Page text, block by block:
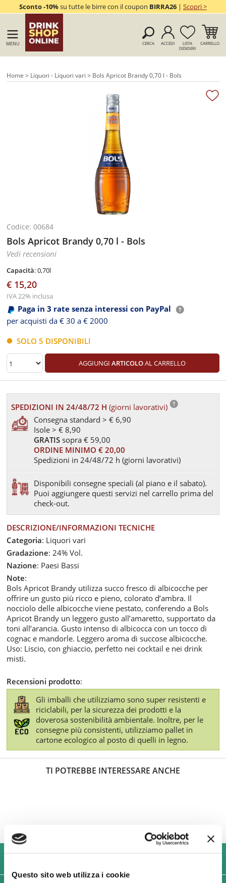
Questo sito web utilizza i cookie
Sconto -10%su tutte le birre con il coupon BIRRA26| Scopri >
MENU CERCA ACCEDI
LISTA
DESIDERI
CARRELLO
Home > Liquori - Liquori vari > Bols Apricot Brandy 0,70 l - Bols
Codice: 00684
Bols Apricot Brandy 0,70 l - Bols
Vedi recensioni
Capacità: 0,70l
€ 15,20
IVA 22% inclusa
Paga in 3 rate senza interessi con PayPal
per acquisti da € 30 a € 2000
SOLO 5 DISPONIBILI
AGGIUNGI ARTICOLOAL CARRELLO
SPEDIZIONI IN 24/48/72 H(giorni lavorativi)
Consegna standard > € 6,90
Isole > € 8,90
GRATIS sopra € 59,00
ORDINE MINIMO € 20,00
Spedizioni in 24/48/72 h (giorni lavorativi)
Disponibili consegne speciali (al piano e il sabato).
Puoi aggiungere questi servizi nel carrello prima del
check-out.
DESCRIZIONE/INFORMAZIONI TECNICHE
Categoria: Liquori vari
Gradazione: 24% Vol.
Nazione: Paesi Bassi
Note:
Bols Apricot Brandy utilizza succo fresco di albicocche per
offrire un gusto più ricco e pieno, colorato d’ambra. Il
nocciolo delle albicocche viene pestato, conferendo a Bols
Apricot Brandy un leggero gusto all’amaretto, supportato da
toni all’arancia. Gusto intenso di albicocca con un tocco di
cognac e mandorle. Leggero aroma di succose albicocche.
Uso: Liscio, con ghiaccio, perfetto nei cocktail e nei drink
misti.
Recensioni prodotto:
Gli imballi che utilizziamo sono super resistenti e
riciclabili, per la sicurezza dei prodotti e la
doverosa sostenibilità ambientale. Inoltre, per le
consegne più consistenti, utilizziamo pallet in
cartone ecologico al posto di quelli in legno.
TI POTREBBE INTERESSARE ANCHE